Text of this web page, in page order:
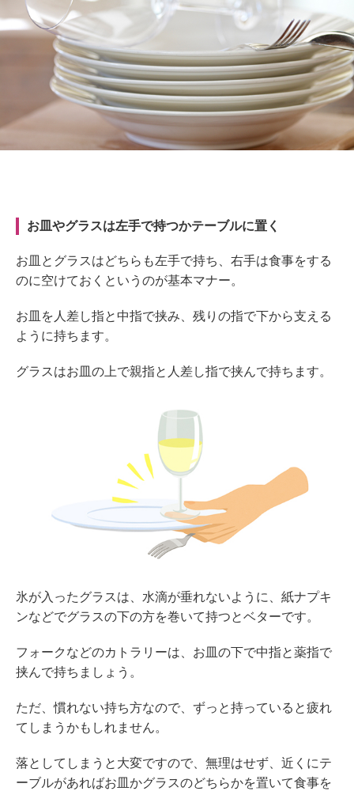
お皿やグラスは左手で持つかテーブルに置く
お皿とグラスはどちらも左手で持ち、右手は食事をする
のに空けておくというのが基本マナー。
お皿を人差し指と中指で挟み、残りの指で下から支える
ように持ちます。
グラスはお皿の上で親指と人差し指で挟んで持ちます。
氷が入ったグラスは、水滴が垂れないように、紙ナプキ
ンなどでグラスの下の方を巻いて持つとベターです。
フォークなどのカトラリーは、お皿の下で中指と薬指で
挟んで持ちましょう。
ただ、慣れない持ち方なので、ずっと持っていると疲れ
てしまうかもしれません。
落としてしまうと大変ですので、無理はせず、近くにテ
ーブルがあればお皿かグラスのどちらかを置いて食事を